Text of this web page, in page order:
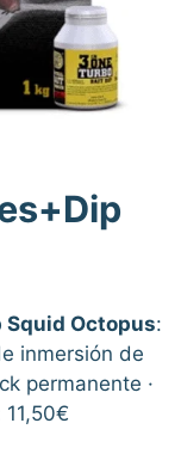
Squid Octopus:
inmersión de
permanente ·
11,50€